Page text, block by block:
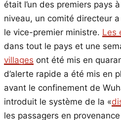
était l’un des premiers pays
niveau, un comité directeur
le vice-premier ministre. Les
dans tout le pays et une
villages ont été mis en
d’alerte rapide a été mis en
avant le confinement de
introduit le système de la «
les passagers en